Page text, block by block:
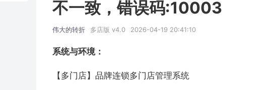
不一致，错误码:10003
伟大的转折 多店版 v4.0 2026-04-19 20:41:10
系统与环境：
【多门店】品牌连锁多门店管理系统